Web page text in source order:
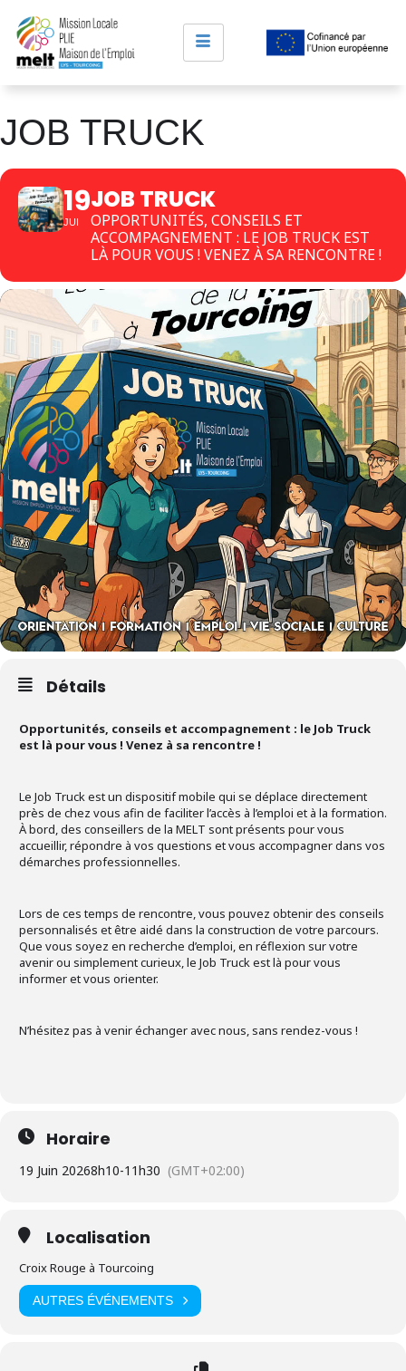
JOB TRUCK
19
JUI
JOB TRUCK
OPPORTUNITÉS, CONSEILS ET
ACCOMPAGNEMENT : LE JOB TRUCK EST
LÀ POUR VOUS ! VENEZ À SA RENCONTRE !
Détails
Opportunités, conseils et accompagnement : le Job Truck
est là pour vous ! Venez à sa rencontre !
Le Job Truck est un dispositif mobile qui se déplace directement
près de chez vous afin de faciliter l’accès à l’emploi et à la formation.
À bord, des conseillers de la MELT sont présents pour vous
accueillir, répondre à vos questions et vous accompagner dans vos
démarches professionnelles.
Lors de ces temps de rencontre, vous pouvez obtenir des conseils
personnalisés et être aidé dans la construction de votre parcours.
Que vous soyez en recherche d’emploi, en réflexion sur votre
avenir ou simplement curieux, le Job Truck est là pour vous
informer et vous orienter.
N’hésitez pas à venir échanger avec nous, sans rendez-vous !
Horaire
19 Juin 20268h10-11h30 (GMT+02:00)
Localisation
Croix Rouge à Tourcoing
AUTRES ÉVÉNEMENTS